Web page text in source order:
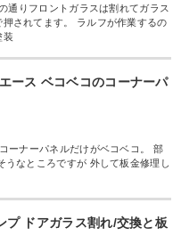
通りフロントガラスは割れてガラス
されてます。 ラルフが作業するの
装
ース ベコベコのコーナーパ
ーナーパネルだけがベコベコ。 部
なところですが 外して板金修理し
プ ドアガラス割れ/交換と板